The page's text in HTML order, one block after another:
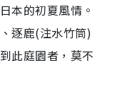
本的初夏風情。
逐鹿(注水竹筒)
此庭園者，莫不